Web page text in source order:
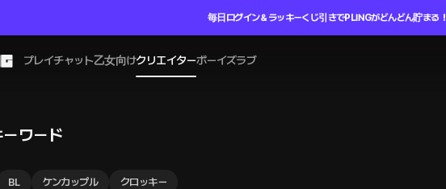
毎日ログイン＆ラッキーくじ引きでPLINGがどんどん貯まる！
プレイチャット乙女向けクリエイターボーイズラブ
ワード
BL ケンカップル クロッキー